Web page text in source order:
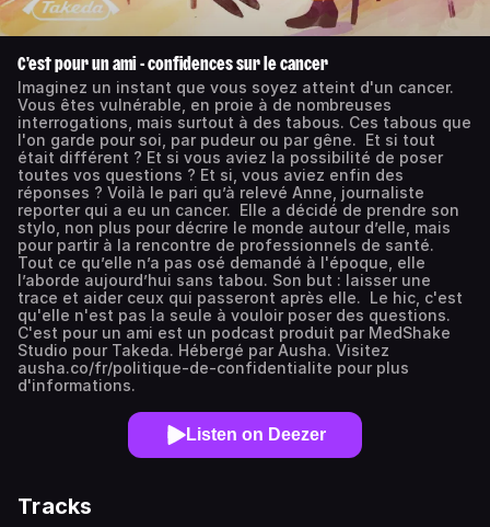
C'est pour un ami - confidences sur le cancer
Imaginez un instant que vous soyez atteint d'un cancer.
Vous êtes vulnérable, en proie à de nombreuses
interrogations, mais surtout à des tabous. Ces tabous que
l'on garde pour soi, par pudeur ou par gêne. Et si tout
était différent ? Et si vous aviez la possibilité de poser
toutes vos questions ? Et si, vous aviez enfin des
réponses ? Voilà le pari qu’à relevé Anne, journaliste
reporter qui a eu un cancer. Elle a décidé de prendre son
stylo, non plus pour décrire le monde autour d’elle, mais
pour partir à la rencontre de professionnels de santé.
Tout ce qu’elle n’a pas osé demandé à l'époque, elle
l’aborde aujourd’hui sans tabou. Son but : laisser une
trace et aider ceux qui passeront après elle. Le hic, c'est
qu'elle n'est pas la seule à vouloir poser des questions.
C'est pour un ami est un podcast produit par MedShake
Studio pour Takeda. Hébergé par Ausha. Visitez
ausha.co/fr/politique-de-confidentialite pour plus
d'informations.
Listen on Deezer
Tracks